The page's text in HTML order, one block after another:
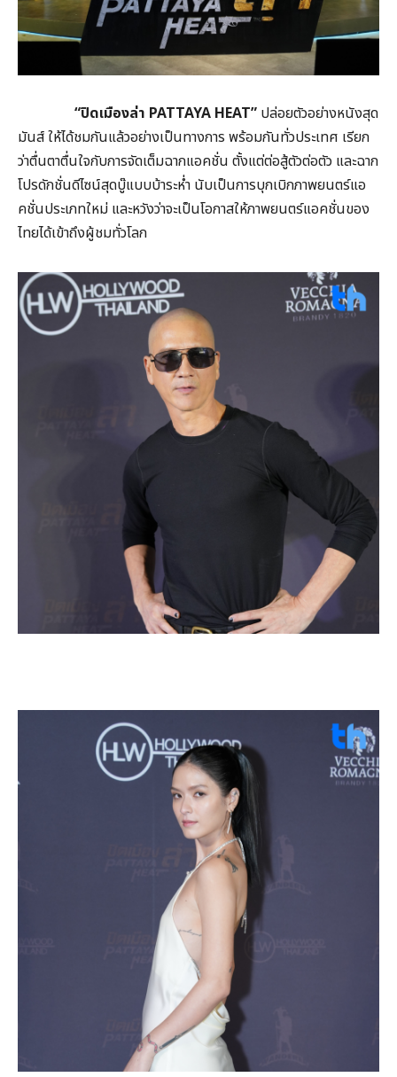
“ปิดเมืองล่า PATTAYA HEAT” ปล่อยตัวอย่างหนังสุด
มันส์ ให้ได้ชมกันแล้วอย่างเป็นทางการ พร้อมกันทั่วประเทศ เรียก
ว่าตื่นตาตื่นใจกับการจัดเต็มฉากแอคชั่น ตั้งแต่ต่อสู้ตัวต่อตัว และฉาก
โปรดักชั่นดีไซน์สุดบู๊แบบบ้าระห่ำ นับเป็นการบุกเบิกภาพยนตร์แอ
คชั่นประเภทใหม่ และหวังว่าจะเป็นโอกาสให้ภาพยนตร์แอคชั่นของ
ไทยได้เข้าถึงผู้ชมทั่วโลก